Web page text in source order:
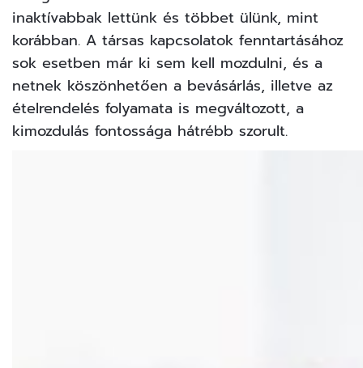
inaktívabbak lettünk és többet ülünk, mint
korábban. A társas kapcsolatok fenntartásához
sok esetben már ki sem kell mozdulni, és a
netnek köszönhetően a bevásárlás, illetve az
ételrendelés folyamata is megváltozott, a
kimozdulás fontossága hátrébb szorult.